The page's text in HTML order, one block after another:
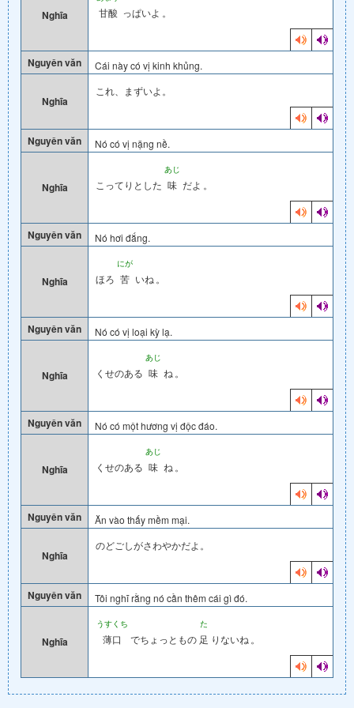
Nghĩa 甘酸 っぱいよ 。
Nguyên văn Cái này có vị kinh khủng.
Nghĩa
これ、まずいよ。
Nguyên văn Nó có vị nặng nề.
Nghĩa こってりとした
あじ
味 だよ 。
Nguyên văn Nó hơi đắng.
Nghĩa ほろ
にが
苦 いね 。
Nguyên văn Nó có vị loại kỳ lạ.
Nghĩa くせのある
あじ
味 ね 。
Nguyên văn Nó có một hương vị độc đáo.
Nghĩa くせのある
あじ
味 ね 。
Nguyên văn Ăn vào thấy mềm mại.
Nghĩa
のどごしがさわやかだよ。
Nguyên văn Tôi nghĩ rằng nó cần thêm cái gì đó.
Nghĩa
うすくち
薄口 でちょっともの
た
足 りないね 。